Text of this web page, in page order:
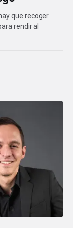
que recoger
rendir al